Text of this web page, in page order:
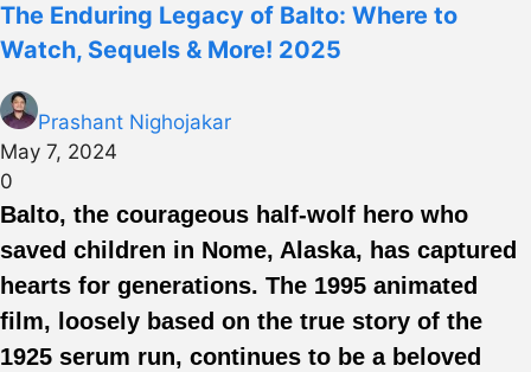
The Enduring Legacy of Balto: Where to
Watch, Sequels & More! 2025
Prashant Nighojakar
May 7, 2024
0
Balto, the courageous half-wolf hero who
saved children in Nome, Alaska, has captured
hearts for generations. The 1995 animated
film, loosely based on the true story of the
1925 serum run, continues to be a beloved